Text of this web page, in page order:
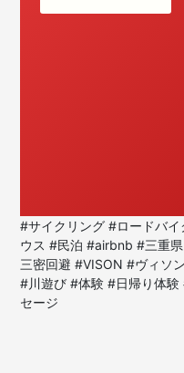
#サイクリング #ロードバ
ウス #民泊 #airbnb #三重
三密回避 #VISON #ヴィソ
#川遊び #体験 #日帰り体
セージ